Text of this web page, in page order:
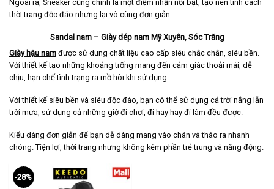
Ngoài ra, Sneaker cũng chính là một điểm nhấn nổi bật, tạo nên tính cách
thời trang độc đáo nhưng lại vô cùng đơn giản.
Sandal nam – Giày dép nam Mỹ Xuyên, Sóc Trăng
Giày hậu nam được sử dung chất liệu cao cấp siêu chắc chắn, siêu bền.
Với thiết kế tạo những khoảng trống mang đến cảm giác thoải mái, dễ
chịu, hạn chế tình trạng ra mồ hôi khi sử dụng.
Với thiết kế siêu bền và siêu độc đáo, bạn có thể sử dụng cả trời nắng lẫn
trời mưa, sử dụng cả những giờ đi chơi, đi hay hay đi làm đều được.
Kiểu dáng đơn giản để bạn dễ dàng mang vào chân và tháo ra nhanh
chóng. Tiện lợi, thời trang nhưng không kém phần trẻ trung và năng động.
-28%